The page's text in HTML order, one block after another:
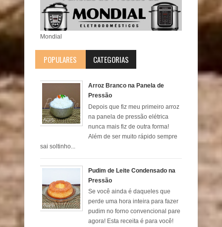
Mondial
POPULARES CATEGORIAS
Arroz Branco na Panela de
Pressão
Depois que fiz meu primeiro arroz
na panela de pressão elétrica
nunca mais fiz de outra forma!
Além de ser muito rápido sempre
sai soltinho...
Pudim de Leite Condensado na
Pressão
Se você ainda é daqueles que
perde uma hora inteira para fazer
pudim no forno convencional pare
agora! Esta receita é para você!